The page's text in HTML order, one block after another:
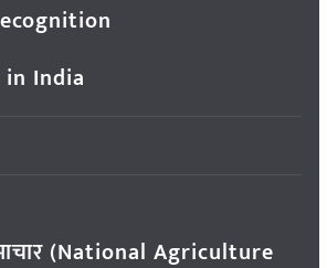
India
(National Agriculture